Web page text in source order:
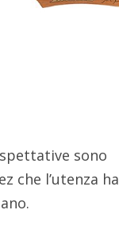
sono
che l’utenza ha